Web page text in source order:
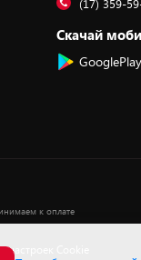
(17) 359-
Скачай
GooglePlay
Cookie